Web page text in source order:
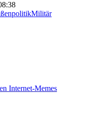
Militär
Internet-Memes